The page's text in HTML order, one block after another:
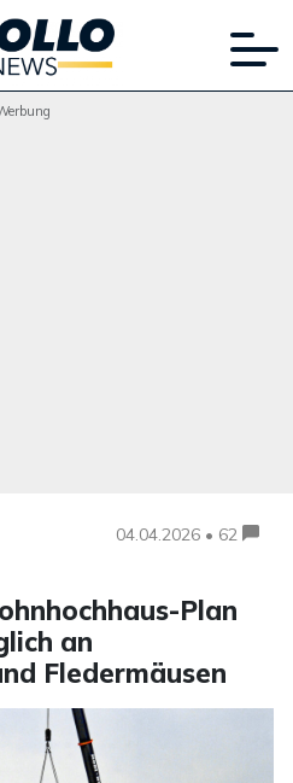
04.04.2026 • 62
Plan
an
Fledermäusen